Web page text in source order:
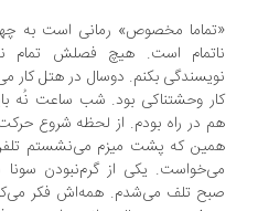
مخصوص» رمانی ا‌ست به
است. هیچ فصلش تمام
بکنم. دوسال در هتل کار می‌کردم
وحشتناکی بود. شب ساعت نُه باید
در راه بودم. از لحظه‌ شروع حرکت،
که پشت میزم می‌نشستم تلفن
یکی از گرم‌نبودن سونا
تلف می‌شدم. همه‌‌اش فکر می‌کردم